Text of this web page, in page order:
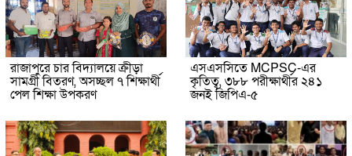
রাজাপুরে চার বিদ্যালয়ে ক্রীড়া
সামগ্রী বিতরণ, অসচ্ছল ৭ শিক্ষার্থী
পেল শিক্ষা উপকরণ
এসএসসিতে MCPSC-এর
কৃতিত্ব, ৩৮৮ পরীক্ষার্থীর ২৪১
জনই জিপিএ-৫